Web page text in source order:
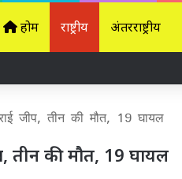
होम राष्ट्रीय अंतरराष्ट्रीय
जीप, तीन की मौत, 19 घायल
तीन की मौत, 19 घायल